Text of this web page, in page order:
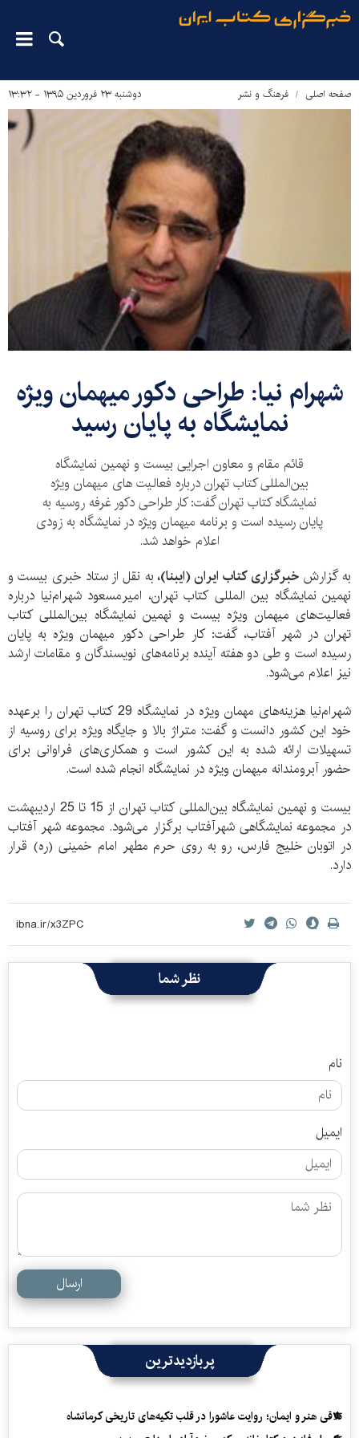
صفحه اصلی فرهنگ و نشر دوشنبه ۲۳ فروردین ۱۳۹۵ - ۱۳:۳۲
شهرام نیا: طراحی دکور میهمان ویژه
نمایشگاه به پایان رسید
قائم مقام و معاون اجرایی بیست و نهمین نمایشگاه
بین‌المللی کتاب تهران درباره فعالیت های میهمان ویژه
نمایشگاه کتاب تهران گفت: کار طراحی دکور غرفه روسیه به
پایان رسیده است و برنامه میهمان ویژه در نمایشگاه به زودی
اعلام خواهد شد.
به گزارشخبرگزاری کتاب ایران (ایبنا)،به نقل از ستاد خبری بیست و
نهمین نمایشگاه بین المللی کتاب تهران، امیرمسعود شهرام‌نیا درباره
فعالیت‌های میهمان ویژه بیست و نهمین نمایشگاه بین‌المللی کتاب
تهران در شهر آفتاب، گفت: کار طراحی دکور میهمان ویژه به پایان
رسیده است و طی دو هفته آینده برنامه‌های نویسندگان و مقامات ارشد
نیز اعلام می‌شود.
شهرام‌نیا هزینه‌های مهمان ویژه در نمایشگاه 29 کتاب تهران را برعهده
خود این کشور دانست و گفت: متراژ بالا و جایگاه ویژه برای روسیه از
تسهیلات ارائه شده به این کشور است و همکاری‌های فراوانی برای
حضور آبرومندانه میهمان ویژه در نمایشگاه انجام شده است.
بیست و نهمین نمایشگاه بین‌المللی کتاب تهران از 15 تا 25 اردیبهشت
در مجموعه نمایشگاهی شهرآفتاب برگزار می‌شود. مجموعه شهر آفتاب
در اتوبان خلیج فارس، رو به روی حرم مطهر امام خمینی (ره) قرار
دارد.
نظر شما
نام
ایمیل
ارسال
پربازدیدترین
تلاقی هنر و ایمان؛ روایت عاشورا در قلب تکیه‌های تاریخی کرمانشاه